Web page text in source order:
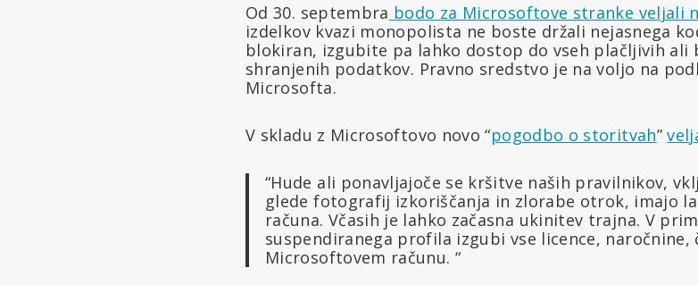
Od 30. septembra bodo za Microsoftove stranke veljali
izdelkov kvazi monopolista ne boste držali nejasnega
blokiran, izgubite pa lahko dostop do vseh plačljivih
shranjenih podatkov. Pravno sredstvo je na voljo na
Microsofta.
V skladu z Microsoftovo novo “pogodbo o storitvah”
“Hude ali ponavljajoče se kršitve naših pravilnikov,
glede fotografij izkoriščanja in zlorabe otrok, imajo
računa. Včasih je lahko začasna ukinitev trajna. V
suspendiranega profila izgubi vse licence, naročnine,
Microsoftovem računu. “